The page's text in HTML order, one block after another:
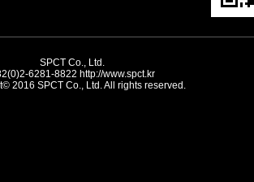
SPCT Co., Ltd.
6281-8822 http://www.spct.kr
2016 SPCT Co., Ltd. All rights reserved.